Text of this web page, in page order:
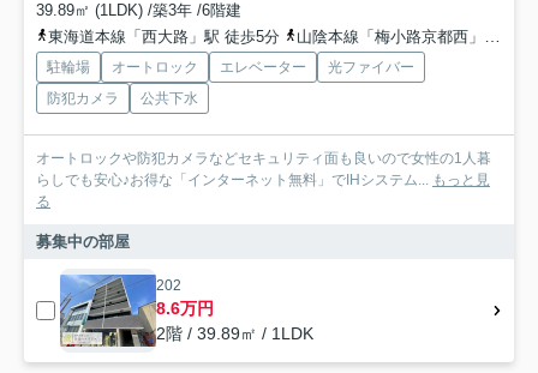
39.89㎡ (1LDK) /築3年 /6階建
東海道本線「西大路」駅 徒歩5分
山陰本線「梅小路京都西」駅 徒歩18分
駐輪場 オートロック エレベーター
光ファイバー
防犯カメラ
公共下水
オートロックや防犯カメラなどセキュリティ面も良いので女性の1人暮
らしでも安心♪お得な「インターネット無料」でIHシステム... もっと見
る
募集中の部屋
202
8.6万円
2階 / 39.89㎡ / 1LDK